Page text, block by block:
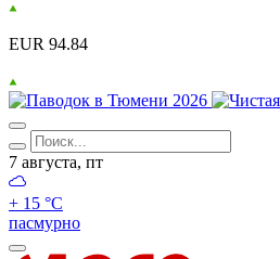
EUR 94.84
7 августа, пт
+ 15 °С
пасмурно